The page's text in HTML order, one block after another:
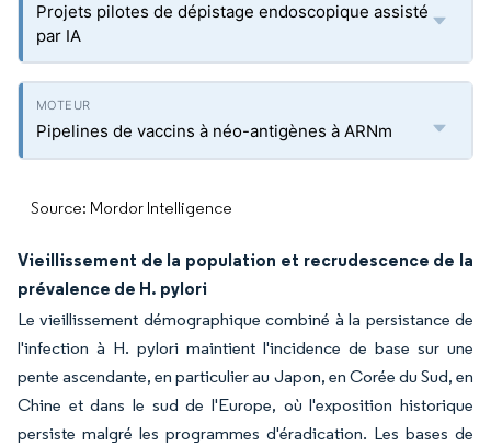
Projets pilotes de dépistage endoscopique assisté
par IA
Pipelines de vaccins à néo-antigènes à ARNm
Source: Mordor Intelligence
Vieillissement de la population et recrudescence de la
prévalence de H. pylori
Le vieillissement démographique combiné à la persistance de
l'infection à H. pylori maintient l'incidence de base sur une
pente ascendante, en particulier au Japon, en Corée du Sud, en
Chine et dans le sud de l'Europe, où l'exposition historique
persiste malgré les programmes d'éradication. Les bases de